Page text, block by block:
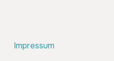
Impressum